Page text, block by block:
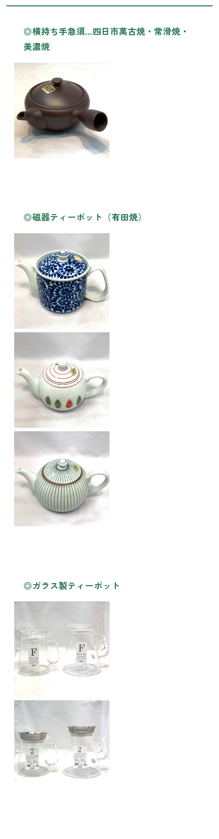
◎横持ち手急須…四日市萬古焼・常滑焼・
美濃焼
◎磁器ティーポット（有田焼）
◎ガラス製ティーポット